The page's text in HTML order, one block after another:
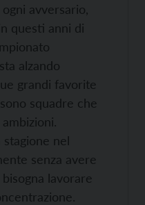
avversario,
questi anni di
alzando
grandi favorite
squadre che
stagione nel
senza avere
lavorare